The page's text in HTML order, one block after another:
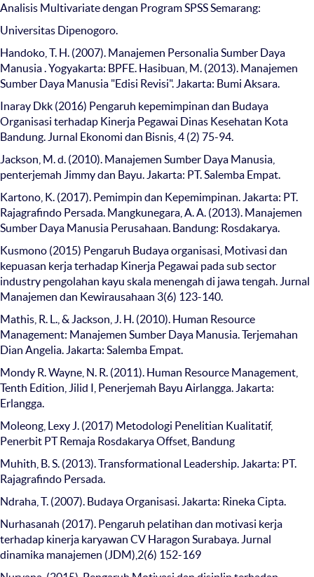
Analisis Multivariate dengan Program SPSS Semarang:
Universitas Dipenogoro.
Handoko, T. H. (2007). Manajemen Personalia Sumber Daya
Manusia . Yogyakarta: BPFE. Hasibuan, M. (2013). Manajemen
Sumber Daya Manusia "Edisi Revisi". Jakarta: Bumi Aksara.
Inaray Dkk (2016) Pengaruh kepemimpinan dan Budaya
Organisasi terhadap Kinerja Pegawai Dinas Kesehatan Kota
Bandung. Jurnal Ekonomi dan Bisnis, 4 (2) 75-94.
Jackson, M. d. (2010). Manajemen Sumber Daya Manusia,
penterjemah Jimmy dan Bayu. Jakarta: PT. Salemba Empat.
Kartono, K. (2017). Pemimpin dan Kepemimpinan. Jakarta: PT.
Rajagrafindo Persada. Mangkunegara, A. A. (2013). Manajemen
Sumber Daya Manusia Perusahaan. Bandung: Rosdakarya.
Kusmono (2015) Pengaruh Budaya organisasi, Motivasi dan
kepuasan kerja terhadap Kinerja Pegawai pada sub sector
industry pengolahan kayu skala menengah di jawa tengah. Jurnal
Manajemen dan Kewirausahaan 3(6) 123-140.
Mathis, R. L., & Jackson, J. H. (2010). Human Resource
Management: Manajemen Sumber Daya Manusia. Terjemahan
Dian Angelia. Jakarta: Salemba Empat.
Mondy R. Wayne, N. R. (2011). Human Resource Management,
Tenth Edition, Jilid I, Penerjemah Bayu Airlangga. Jakarta:
Erlangga.
Moleong, Lexy J. (2017) Metodologi Penelitian Kualitatif,
Penerbit PT Remaja Rosdakarya Offset, Bandung
Muhith, B. S. (2013). Transformational Leadership. Jakarta: PT.
Rajagrafindo Persada.
Ndraha, T. (2007). Budaya Organisasi. Jakarta: Rineka Cipta.
Nurhasanah (2017). Pengaruh pelatihan dan motivasi kerja
terhadap kinerja karyawan CV Haragon Surabaya. Jurnal
dinamika manajemen (JDM),2(6) 152-169